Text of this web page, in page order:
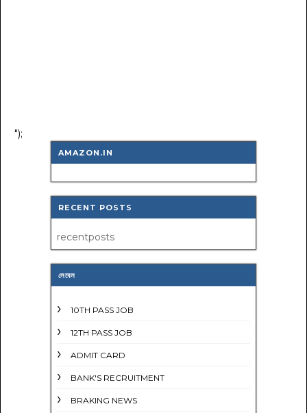
");
AMAZON.IN
RECENT POSTS
recentposts
লেবেল
10TH PASS JOB
12TH PASS JOB
ADMIT CARD
BANK'S RECRUITMENT
BRAKING NEWS